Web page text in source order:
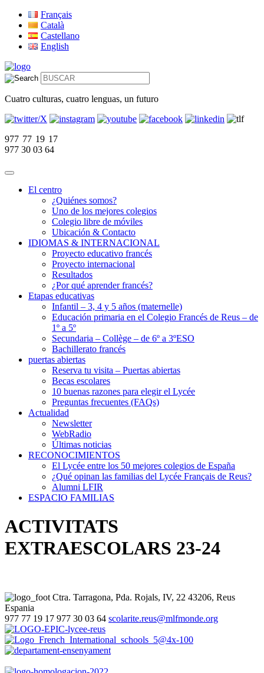
Français
Català
Castellano
English
Cuatro culturas, cuatro lenguas, un futuro
977 77 19 17
977 30 03 64
El centro
¿Quiénes somos?
Uno de los mejores colegios
Colegio libre de móviles
Ubicación & Contacto
IDIOMAS & INTERNACIONAL
Proyecto educativo francés
Proyecto internacional
Resultados
¿Por qué aprender francés?
Etapas educativas
Infantil – 3, 4 y 5 años (maternelle)
Educación primaria en el Colegio Francés de Reus – de
1º a 5º
Secundaria – Collège – de 6º a 3ºESO
Bachillerato francés
puertas abiertas
Reserva tu visita – Puertas abiertas
Becas escolares
10 buenas razones para elegir el Lycée
Preguntas frecuentes (FAQs)
Actualidad
Newsletter
WebRadio
Últimas noticias
RECONOCIMIENTOS
El Lycée entre los 50 mejores colegios de España
¿Qué opinan las familias del Lycée Français de Reus?
Alumni LFIR
ESPACIO FAMILIAS
ACTIVITATS
EXTRAESCOLARS 23-24
Ctra. Tarragona, Pda. Rojals, IV, 22 43206, Reus
Espania
977 77 19 17 977 30 03 64 scolarite.reus@mlfmonde.org